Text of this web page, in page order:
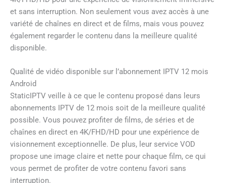
et sans interruption. Non seulement vous avez accès à une
variété de chaînes en direct et de films, mais vous pouvez
également regarder le contenu dans la meilleure qualité
disponible.
Qualité de vidéo disponible sur l’abonnement IPTV 12 mois
Android
StaticIPTV veille à ce que le contenu proposé dans leurs
abonnements IPTV de 12 mois soit de la meilleure qualité
possible. Vous pouvez profiter de films, de séries et de
chaînes en direct en 4K/FHD/HD pour une expérience de
visionnement exceptionnelle. De plus, leur service VOD
propose une image claire et nette pour chaque film, ce qui
vous permet de profiter de votre contenu favori sans
interruption.